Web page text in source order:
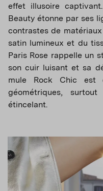
effet illusoire
Beauty étonne par ses
contrastes de
satin lumineux et du
Paris Rose rappelle un
son cuir luisant et sa
mule Rock Chic est
géométriques,
étincelant.